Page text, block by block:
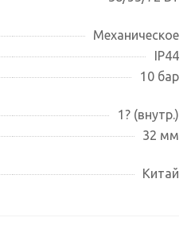
Механическое
IP44
10 бар
1? (внутр.)
32 мм
Китай